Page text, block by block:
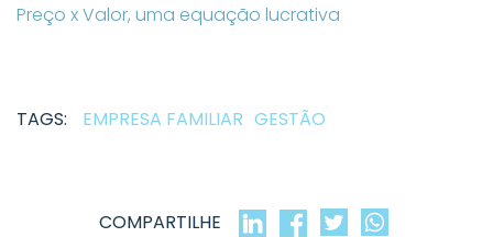
Preço x Valor, uma equação lucrativa
TAGS: EMPRESA FAMILIAR GESTÃO
COMPARTILHE